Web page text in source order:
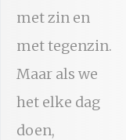
met zin en
met tegenzin.
Maar als we
het elke dag
doen,